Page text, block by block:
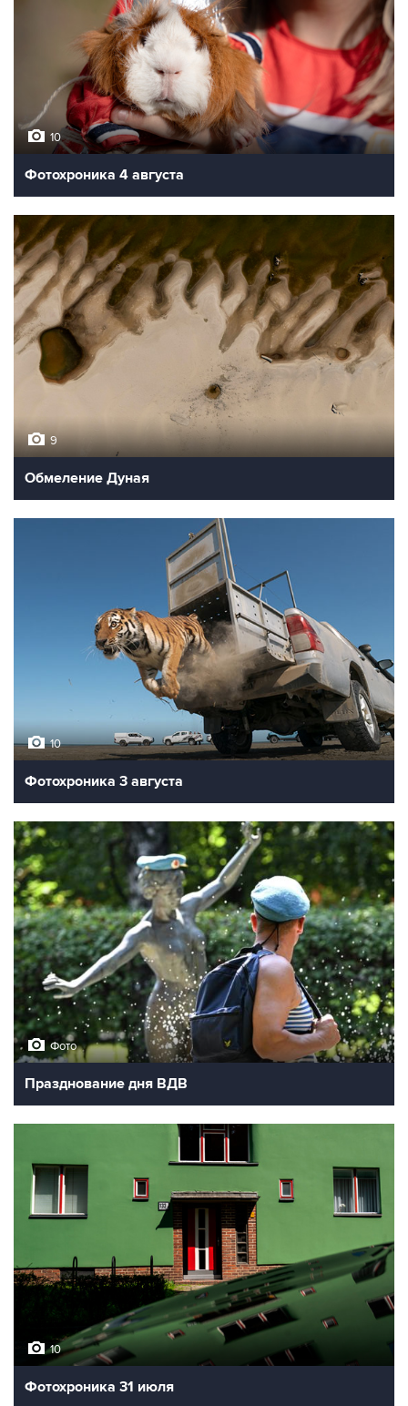
10
Фотохроника 4 августа
9
Обмеление Дуная
10
Фотохроника 3 августа
Фото
Празднование дня ВДВ
10
Фотохроника 31 июля